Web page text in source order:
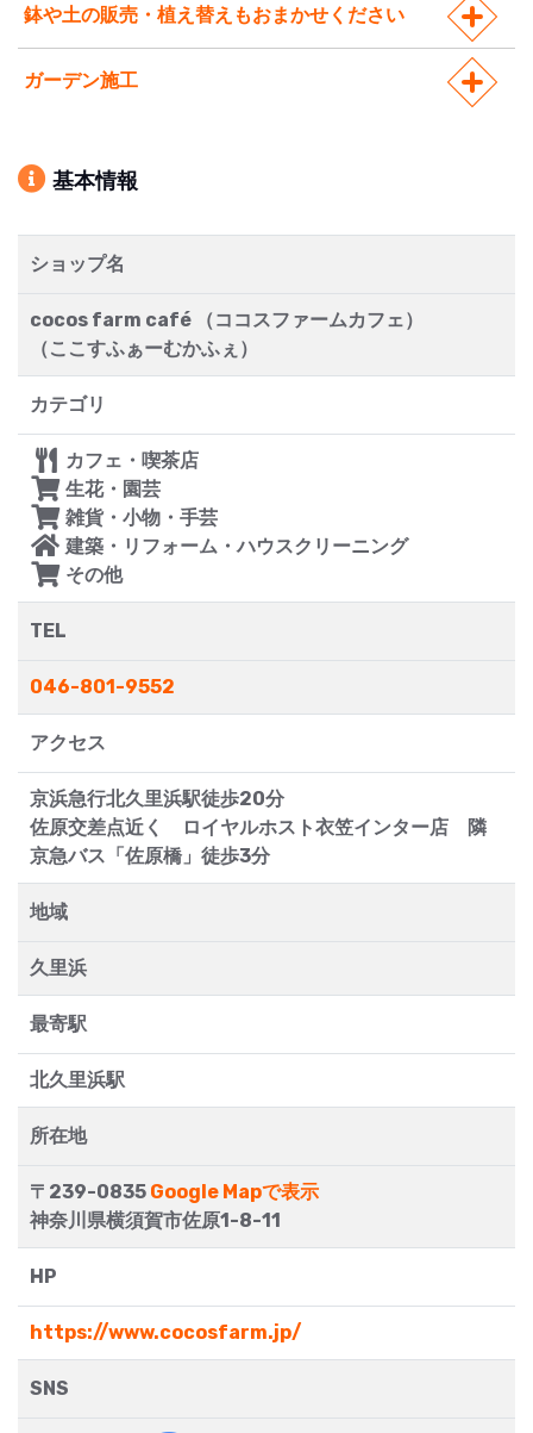
鉢や土の販売・植え替えもおまかせください
ガーデン施工
基本情報
ショップ名
cocos farm café （ココスファームカフェ）
（ここすふぁーむかふぇ）
カテゴリ
カフェ・喫茶店
生花・園芸
雑貨・小物・手芸
建築・リフォーム・ハウスクリーニング
その他
TEL
046-801-9552
アクセス
京浜急行北久里浜駅徒歩20分
佐原交差点近く ロイヤルホスト衣笠インター店 隣
京急バス「佐原橋」徒歩3分
地域
久里浜
最寄駅
北久里浜駅
所在地
〒239-0835 Google Mapで表示
神奈川県横須賀市佐原1-8-11
HP
https://www.cocosfarm.jp/
SNS